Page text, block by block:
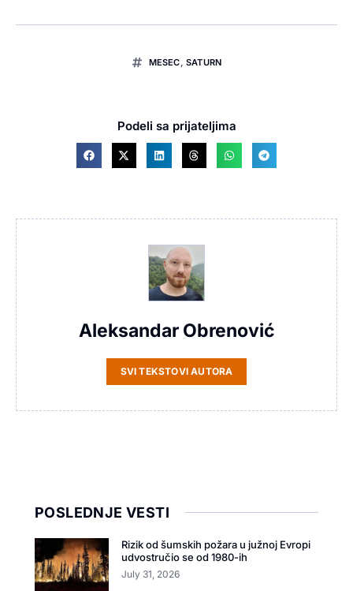
MESEC,SATURN
Podeli sa prijateljima
Aleksandar Obrenović
SVI TEKSTOVI AUTORA
POSLEDNJE VESTI
Rizik od šumskih požara u južnoj Evropi
udvostručio se od 1980-ih
July 31, 2026